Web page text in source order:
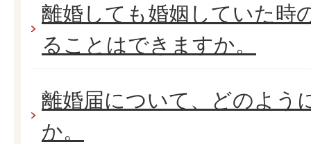
離婚しても婚姻していた時
ることはできますか。
離婚届について、どのよう
か。